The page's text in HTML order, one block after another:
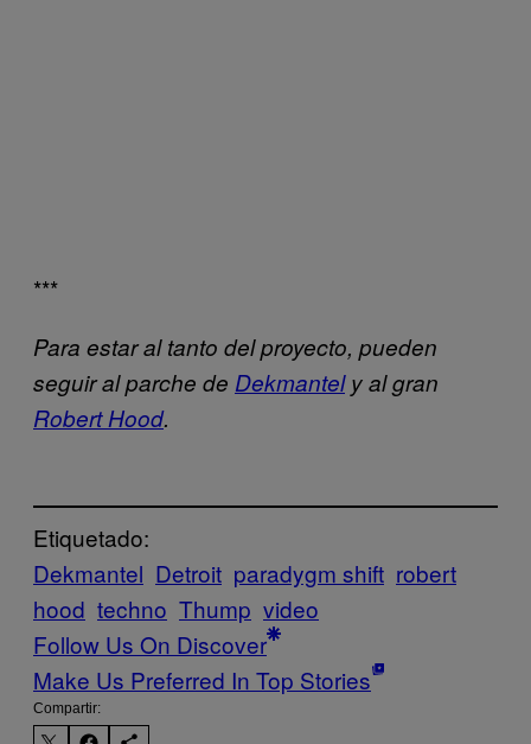
***
Para estar al tanto del proyecto, pueden
seguir al parche de Dekmantely al gran
Robert Hood.
Etiquetado:
Dekmantel Detroit paradygm shift robert
hood techno Thump video
Follow Us On Discover
Make Us Preferred In Top Stories
Compartir: